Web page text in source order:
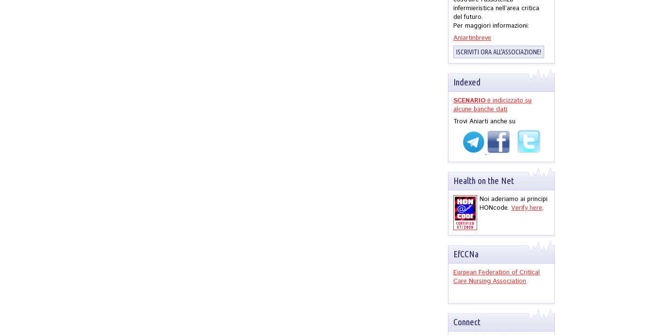
infermieristica nell’area critica
del futuro.
Per maggiori informazioni:
Aniartinbreve
ISCRIVITI ORA ALL'ASSOCIAZIONE!
Indexed
SCENARIOè indicizzato su
alcune banche dati
Trovi Aniarti anche su
Health on the Net
Noi aderiamo ai principi
HONcode. Verify here.
EfCCNa
Eurpean Federation of Critical
Care Nursing Association
Connect